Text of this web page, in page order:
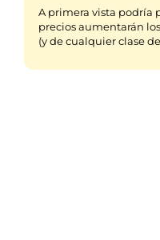
A primera vista podría
precios aumentarán
(y de cualquier clase